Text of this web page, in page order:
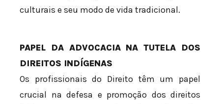
culturais e seu modo de vida tradicional.
PAPEL DA ADVOCACIA NA TUTELA DOS
DIREITOS INDÍGENAS
Os profissionais do Direito têm um papel
crucial na defesa e promoção dos direitos